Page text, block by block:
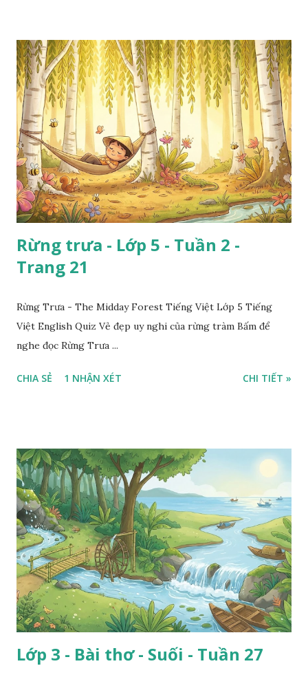
Rừng trưa - Lớp 5 - Tuần 2 -
Trang 21
Rừng Trưa - The Midday Forest Tiếng Việt Lớp 5 Tiếng
Việt English Quiz Vẻ đẹp uy nghi của rừng tràm Bấm để
nghe đọc Rừng Trưa ...
CHIA SẺ 1 NHẬN XÉT CHI TIẾT »
Lớp 3 - Bài thơ - Suối - Tuần 27